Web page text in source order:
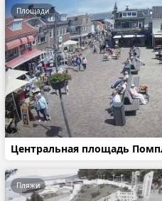
Центральная площадь
Площади
Пляжи